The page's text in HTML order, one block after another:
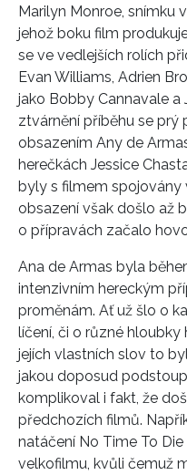
Marilyn Monroe, snímku
jehož boku film
se ve vedlejších rolích
Evan Williams, Adrien
jako Bobby Cannavale a
ztvárnění příběhu se prý
obsazením Any de
herečkách Jessice
byly s filmem spojovány
obsazení však došlo až
o přípravách začalo
Ana de Armas byla
intenzivním hereckým
proměnám. Ať už šlo o
líčení, či o různé
jejích vlastních slov to
jakou doposud
komplikoval i fakt, že
předchozích filmů.
natáčení No Time To
velkofilmu, kvůli čemuž